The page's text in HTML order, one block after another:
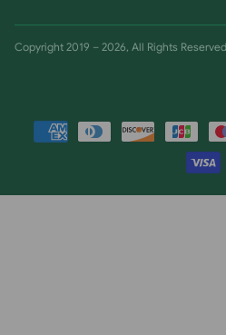
Copyright 2019 – 2026, All Rights Reserved
Maksutavat